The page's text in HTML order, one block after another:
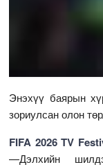
Энэхүү баярын
зориулсан олон
FIFA 2026 TV
—Дэлхийн